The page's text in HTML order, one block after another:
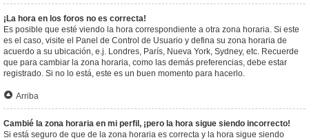
¡La hora en los foros no es correcta!
Es posible que esté viendo la hora correspondiente a otra zona horaria. Si este
es el caso, visite el Panel de Control de Usuario y defina su zona horaria de
acuerdo a su ubicación, e.j. Londres, París, Nueva York, Sydney, etc. Recuerde
que para cambiar la zona horaria, como las demás preferencias, debe estar
registrado. Si no lo está, este es un buen momento para hacerlo.
Arriba
Cambié la zona horaria en mi perfil, ¡pero la hora sigue siendo incorrecto!
Si está seguro de que de la zona horaria es correcta y la hora sigue siendo